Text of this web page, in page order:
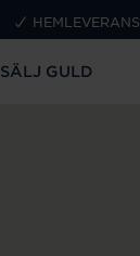
HEMLEVERANS
SÄLJ GULD